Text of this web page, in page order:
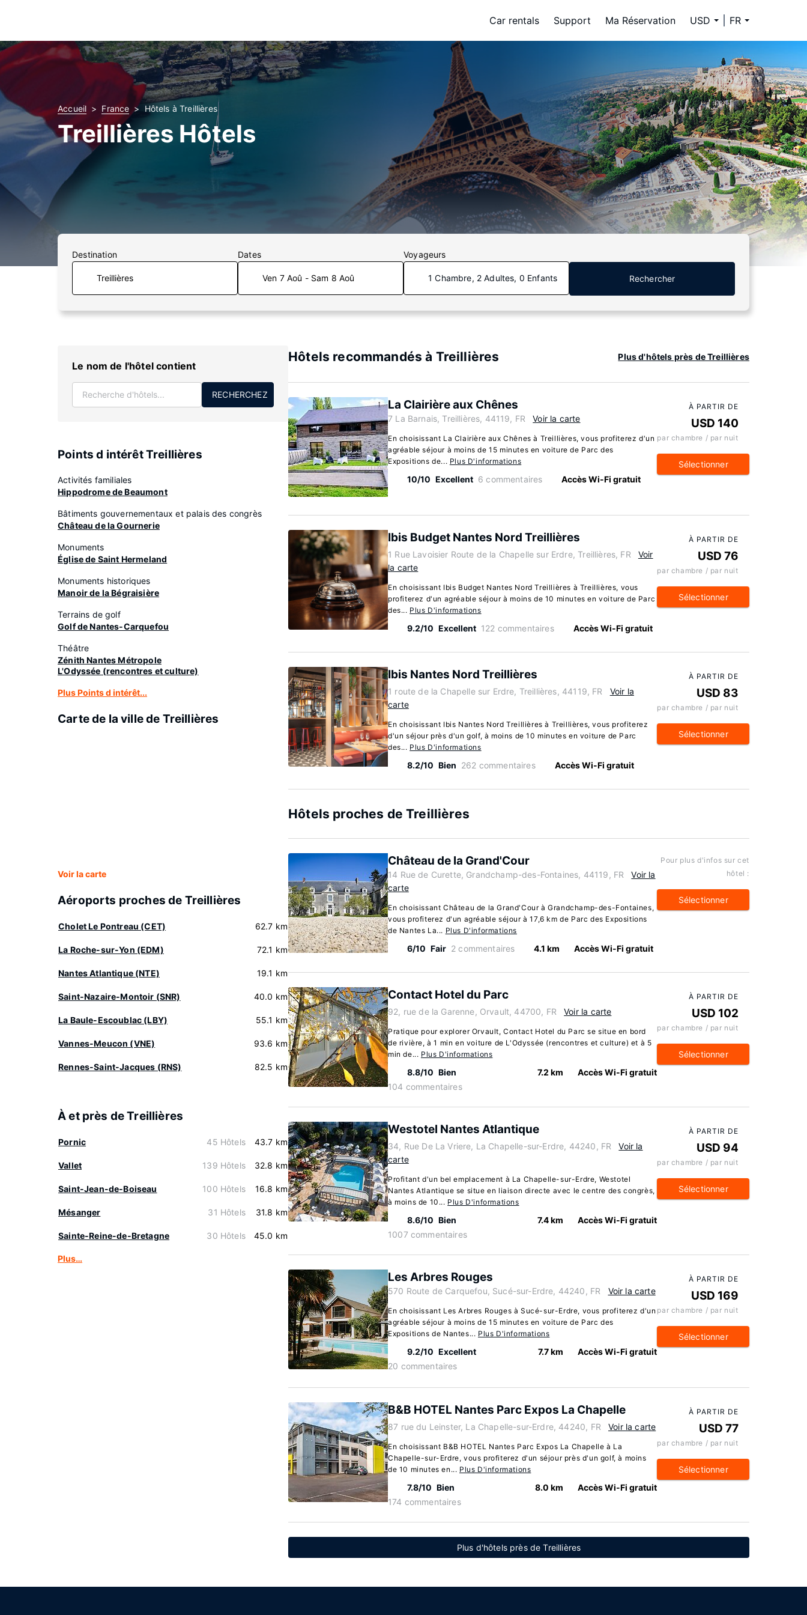
Car rentals Support Ma Réservation USD FR
Accueil France Hôtels à Treillières
Treillières Hôtels
Destination Dates
Ven 7 Aoû - Sam 8 Aoû
Voyageurs
1 Chambre, 2 Adultes, 0 Enfants Rechercher
Le nom de l'hôtel contient
RECHERCHEZ
Points d intérêt Treillières
Activités familiales
Hippodrome de Beaumont
Bâtiments gouvernementaux et palais des congrès
Château de la Gournerie
Monuments
Église de Saint Hermeland
Monuments historiques
Manoir de la Bégraisière
Terrains de golf
Golf de Nantes-Carquefou
Théâtre
Zénith Nantes Métropole
L'Odyssée (rencontres et culture)
Plus Points d intérêt...
Carte de la ville de Treillières
Voir la carte
Aéroports proches de Treillières
Cholet Le Pontreau (CET) 62.7 km
La Roche-sur-Yon (EDM) 72.1 km
Nantes Atlantique (NTE) 19.1 km
Saint-Nazaire-Montoir (SNR) 40.0 km
La Baule-Escoublac (LBY) 55.1 km
Vannes-Meucon (VNE) 93.6 km
Rennes-Saint-Jacques (RNS) 82.5 km
À et près de Treillières
Pornic 45 Hôtels 43.7 km
Vallet 139 Hôtels 32.8 km
Saint-Jean-de-Boiseau 100 Hôtels 16.8 km
Mésanger 31 Hôtels 31.8 km
Sainte-Reine-de-Bretagne 30 Hôtels 45.0 km
Plus…
Hôtels recommandés à Treillières Plus d'hôtels près de Treillières
La Clairière aux Chênes
7 La Barnais, Treillières, 44119, FR Voir la carte
En choisissant La Clairière aux Chênes à Treillières, vous profiterez d'un
agréable séjour à moins de 15 minutes en voiture de Parc des
Expositions de... Plus D'informations
10/10 Excellent 6 commentaires Accès Wi-Fi gratuit
À PARTIR DE
USD 140
par chambre / par nuit
Sélectionner
Ibis Budget Nantes Nord Treillières
1 Rue Lavoisier Route de la Chapelle sur Erdre, Treillières, FR
Voir
la carte
En choisissant Ibis Budget Nantes Nord Treillières à Treillières, vous
profiterez d'un agréable séjour à moins de 10 minutes en voiture de Parc
des... Plus D'informations
9.2/10 Excellent 122 commentaires Accès Wi-Fi gratuit
À PARTIR DE
USD 76
par chambre / par nuit
Sélectionner
Ibis Nantes Nord Treillières
1 route de la Chapelle sur Erdre, Treillières, 44119, FR
Voir la
carte
En choisissant Ibis Nantes Nord Treillières à Treillières, vous profiterez
d'un séjour près d'un golf, à moins de 10 minutes en voiture de Parc
des... Plus D'informations
8.2/10 Bien 262 commentaires Accès Wi-Fi gratuit
À PARTIR DE
USD 83
par chambre / par nuit
Sélectionner
Hôtels proches de Treillières
Château de la Grand'Cour
14 Rue de Curette, Grandchamp-des-Fontaines, 44119, FR
Voir la
carte
En choisissant Château de la Grand'Cour à Grandchamp-des-Fontaines,
vous profiterez d'un agréable séjour à 17,6 km de Parc des Expositions
de Nantes La... Plus D'informations
6/10 Fair 2 commentaires 4.1 km Accès Wi-Fi gratuit
Pour plus d'infos sur cet
hôtel :
Sélectionner
Contact Hotel du Parc
92, rue de la Garenne, Orvault, 44700, FR Voir la carte
Pratique pour explorer Orvault, Contact Hotel du Parc se situe en bord
de rivière, à 1 min en voiture de L'Odyssée (rencontres et culture) et à 5
min de... Plus D'informations
8.8/10 Bien
104 commentaires
7.2 km Accès Wi-Fi gratuit
À PARTIR DE
USD 102
par chambre / par nuit
Sélectionner
Westotel Nantes Atlantique
34, Rue De La Vriere, La Chapelle-sur-Erdre, 44240, FR
Voir la
carte
Profitant d'un bel emplacement à La Chapelle-sur-Erdre, Westotel
Nantes Atlantique se situe en liaison directe avec le centre des congrès,
à moins de 10... Plus D'informations
8.6/10 Bien
1007 commentaires
7.4 km Accès Wi-Fi gratuit
À PARTIR DE
USD 94
par chambre / par nuit
Sélectionner
Les Arbres Rouges
570 Route de Carquefou, Sucé-sur-Erdre, 44240, FR Voir la carte
En choisissant Les Arbres Rouges à Sucé-sur-Erdre, vous profiterez d'un
agréable séjour à moins de 15 minutes en voiture de Parc des
Expositions de Nantes... Plus D'informations
9.2/10 Excellent
20 commentaires
7.7 km Accès Wi-Fi gratuit
À PARTIR DE
USD 169
par chambre / par nuit
Sélectionner
B&B HOTEL Nantes Parc Expos La Chapelle
87 rue du Leinster, La Chapelle-sur-Erdre, 44240, FR Voir la carte
En choisissant B&B HOTEL Nantes Parc Expos La Chapelle à La
Chapelle-sur-Erdre, vous profiterez d'un séjour près d'un golf, à moins
de 10 minutes en... Plus D'informations
7.8/10 Bien
174 commentaires
8.0 km Accès Wi-Fi gratuit
À PARTIR DE
USD 77
par chambre / par nuit
Sélectionner
Plus d'hôtels près de Treillières